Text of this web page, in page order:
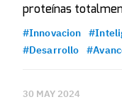
proteínas
#Innovacion
#Desarrollo
30 MAY 2024